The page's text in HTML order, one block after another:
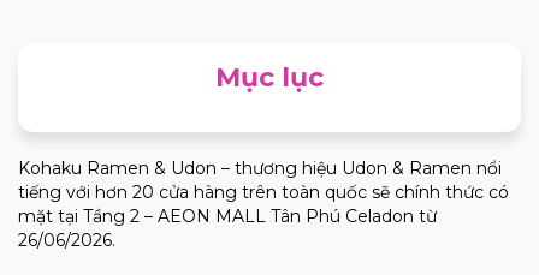
Mục lục
Kohaku Ramen & Udon – thương hiệu Udon & Ramen nổi
tiếng với hơn 20 cửa hàng trên toàn quốc sẽ chính thức có
mặt tại Tầng 2 – AEON MALL Tân Phú Celadon từ
26/06/2026.